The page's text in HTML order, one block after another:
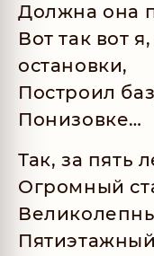
Должна она
Вот так вот
остановки,
Построил
Понизовке…
Так, за пять
Огромный